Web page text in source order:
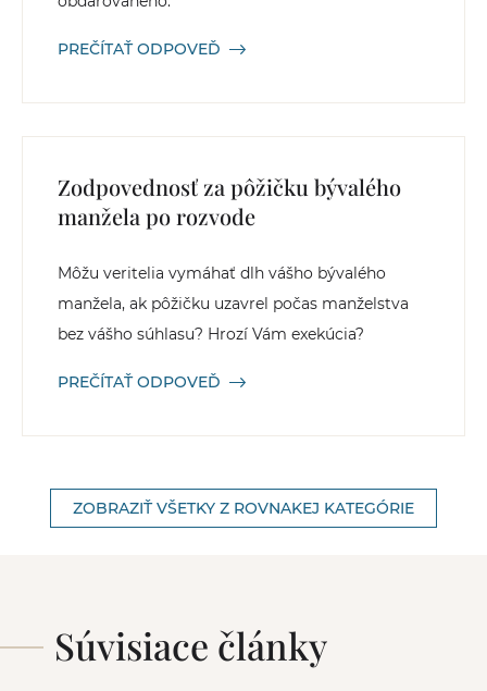
PREČÍTAŤ ODPOVEĎ
Zodpovednosť za pôžičku bývalého
manžela po rozvode
Môžu veritelia vymáhať dlh vášho bývalého
manžela, ak pôžičku uzavrel počas manželstva
bez vášho súhlasu? Hrozí Vám exekúcia?
PREČÍTAŤ ODPOVEĎ
ZOBRAZIŤ VŠETKY Z ROVNAKEJ KATEGÓRIE
Súvisiace články